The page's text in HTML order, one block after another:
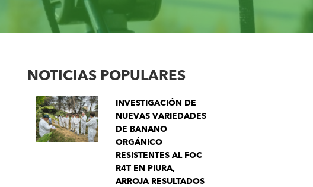
NOTICIAS POPULARES
INVESTIGACIÓN DE
NUEVAS VARIEDADES
DE BANANO
ORGÁNICO
RESISTENTES AL FOC
R4T EN PIURA,
ARROJA RESULTADOS